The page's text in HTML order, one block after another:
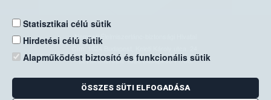
Statisztikai célú sütik
Hirdetési célú sütik
Alapműködést biztosító és funkcionális sütik
ÖSSZES SÜTI ELFOGADÁSA
Nemzeti Élelmiszerlánc-biztonsági Hivatal
Levelezési cím: 1525 Budapest. Pf. 30.
E-mail:ugyfelszolgalat@nebih.gov.hu